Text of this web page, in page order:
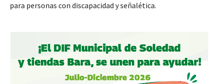
para personas con discapacidad y señalética.